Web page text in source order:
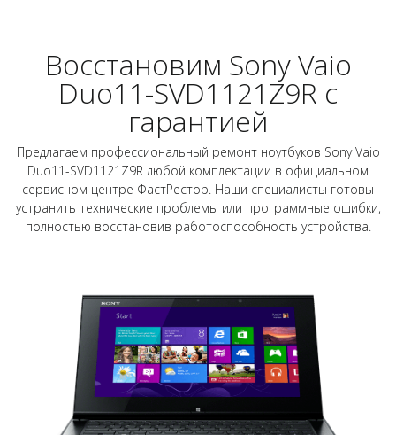
Восстановим Sony Vaio
Duo11-SVD1121Z9R с
гарантией
Предлагаем профессиональный ремонт ноутбуков Sony Vaio
Duo11-SVD1121Z9R любой комплектации в официальном
сервисном центре ФастРестор. Наши специалисты готовы
устранить технические проблемы или программные ошибки,
полностью восстановив работоспособность устройства.